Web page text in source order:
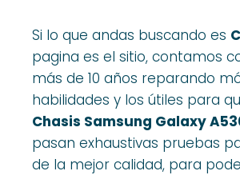
Si lo que andas buscando es
pagina es el sitio, contamos
más de 10 años reparando
habilidades y los útiles para
Chasis Samsung Galaxy
pasan exhaustivas pruebas
de la mejor calidad, para